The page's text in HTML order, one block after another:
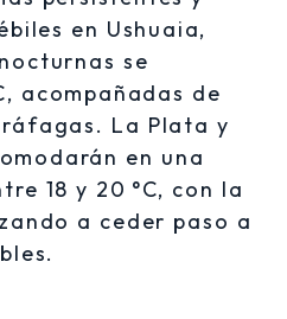
en Ushuaia,
se
acompañadas de
La Plata y
en una
18 y 20 °C, con la
a ceder paso a